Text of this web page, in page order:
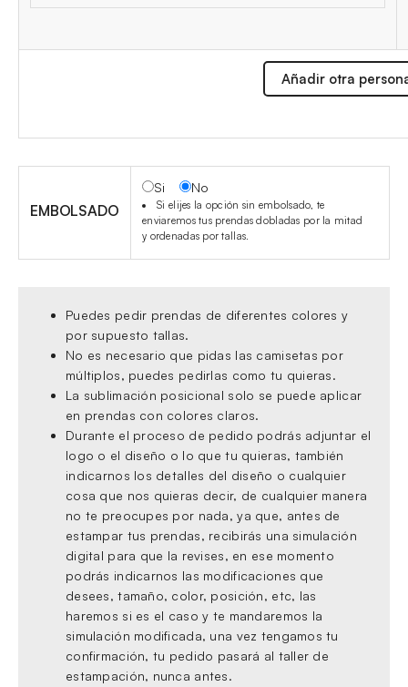
Añadir otra
EMBOLSADO
Si No
Si elijes la opción sin embolsado, te
enviaremos tus prendas dobladas por la mitad
y ordenadas por tallas.
Puedes pedir prendas de diferentes colores y
por supuesto tallas.
No es necesario que pidas las camisetas por
múltiplos, puedes pedirlas como tu quieras.
La sublimación posicional solo se puede aplicar
en prendas con colores claros.
Durante el proceso de pedido podrás adjuntar el
logo o el diseño o lo que tu quieras, también
indicarnos los detalles del diseño o cualquier
cosa que nos quieras decir, de cualquier manera
no te preocupes por nada, ya que, antes de
estampar tus prendas, recibirás una simulación
digital para que la revises, en ese momento
podrás indicarnos las modificaciones que
desees, tamaño, color, posición, etc, las
haremos si es el caso y te mandaremos la
simulación modificada, una vez tengamos tu
confirmación, tu pedido pasará al taller de
estampación, nunca antes.